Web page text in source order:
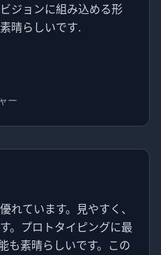
ジョンに組み込める形
晴らしいです.
ー
れています。見やすく、
。プロトタイピングに最
も素晴らしいです。この